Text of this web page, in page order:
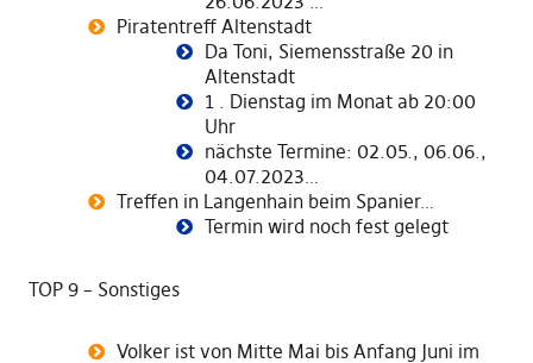
Piratentreff Altenstadt
Da Toni, Siemensstraße 20 in
Altenstadt
1 . Dienstag im Monat ab 20:00
Uhr
nächste Termine: 02.05., 06.06.,
04.07.2023…
Treffen in Langenhain beim Spanier…
Termin wird noch fest gelegt
TOP 9 – Sonstiges
Volker ist von Mitte Mai bis Anfang Juni im